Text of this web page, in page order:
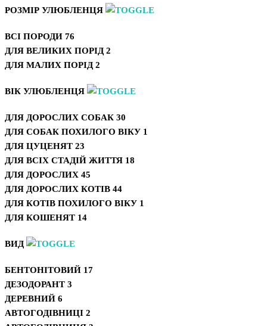
РОЗМІР УЛЮБЛЕНЦЯ
ВСІ ПОРОДИ 76
ДЛЯ ВЕЛИКИХ ПОРІД 2
ДЛЯ МАЛИХ ПОРІД 2
ВІК УЛЮБЛЕНЦЯ
ДЛЯ ДОРОСЛИХ СОБАК 30
ДЛЯ СОБАК ПОХИЛОГО ВІКУ 1
ДЛЯ ЦУЦЕНЯТ 23
ДЛЯ ВСІХ СТАДІЙ ЖИТТЯ 18
ДЛЯ ДОРОСЛИХ 45
ДЛЯ ДОРОСЛИХ КОТІВ 44
ДЛЯ КОТІВ ПОХИЛОГО ВІКУ 1
ДЛЯ КОШЕНЯТ 14
ВИД
БЕНТОНІТОВИЙ 17
ДЕЗОДОРАНТ 3
ДЕРЕВНИЙ 6
АВТОГОДІВНИЦІ 2